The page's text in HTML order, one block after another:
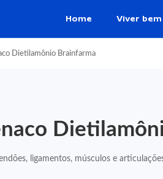
Home Viver bem
Dietilamônio Brainfarma
ligamentos, músculos e